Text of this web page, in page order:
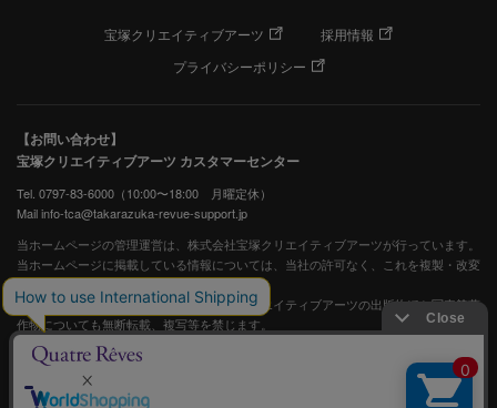
宝塚クリエイティブアーツ
採用情報
プライバシーポリシー
【お問い合わせ】
宝塚クリエイティブアーツ カスタマーセンター
Tel. 0797-83-6000（10:00〜18:00 月曜定休）
Mail info-tca@takarazuka-revue-support.jp
当ホームページの管理運営は、株式会社宝塚クリエイティブアーツが行っています。
当ホームページに掲載している情報については、当社の許可なく、これを複製・改変
することを固く禁止します。
また、阪急電鉄並びに宝塚歌劇団、宝塚クリエイティブアーツの出版物ほか写真等著
作物についても無断転載、複写等を禁じます。
宝塚歌劇公式ホームページ
JASRAC許諾番号：S0507081515